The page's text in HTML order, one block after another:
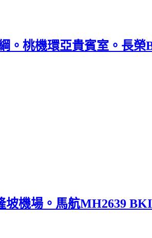
。桃機環亞貴賓室。長榮
機場。馬航MH2639